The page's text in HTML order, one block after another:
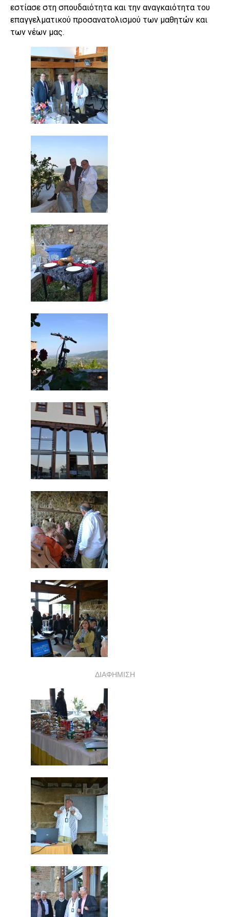
εστίασε στη σπουδαιότητα και την αναγκαιότητα του
επαγγελματικού προσανατολισμού των μαθητών και
των νέων μας.
ΔΙΑΦΗΜΙΣΗ